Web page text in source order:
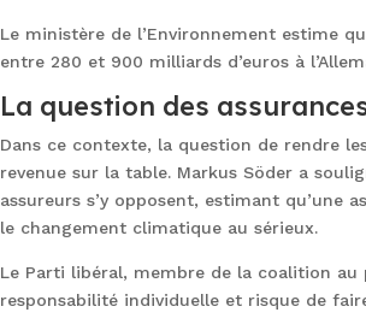
Le ministère de l’Environnement estime
entre 280 et 900 milliards d’euros à
La question des
Dans ce contexte, la question de rendre
revenue sur la table. Markus Söder a
assureurs s’y opposent, estimant qu’une
le changement climatique au sérieux.
Le Parti libéral, membre de la coalition au
responsabilité individuelle et risque de